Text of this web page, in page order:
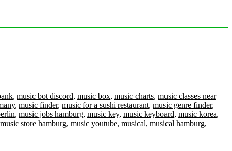
, music bot discord, music box, music charts, music classes near
, music finder, music for a sushi restaurant, music genre finder,
, music jobs hamburg, music key, music keyboard, music korea,
music store hamburg, music youtube, musical, musical hamburg,